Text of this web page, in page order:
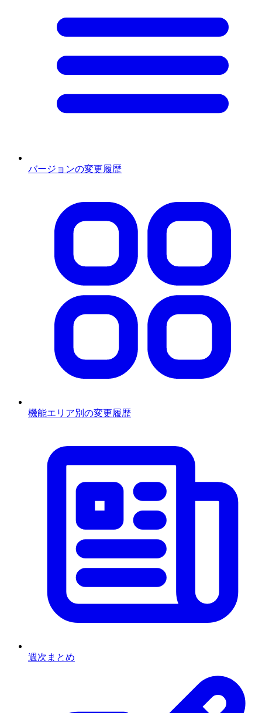
バージョンの変更履歴
機能エリア別の変更履歴
週次まとめ